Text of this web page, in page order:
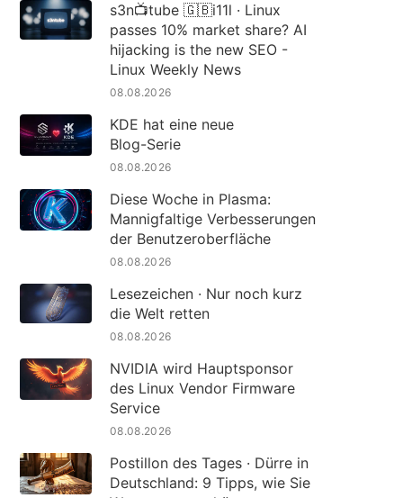
s3n📺tube 🇬🇧i11l · Linux
passes 10% market share? AI
hijacking is the new SEO -
Linux Weekly News
08.08.2026
KDE hat eine neue
Blog-Serie
08.08.2026
Diese Woche in Plasma:
Mannigfaltige Verbesserungen
der Benutzeroberfläche
08.08.2026
Lesezeichen · Nur noch kurz
die Welt retten
08.08.2026
NVIDIA wird Hauptsponsor
des Linux Vendor Firmware
Service
08.08.2026
Postillon des Tages · Dürre in
Deutschland: 9 Tipps, wie Sie